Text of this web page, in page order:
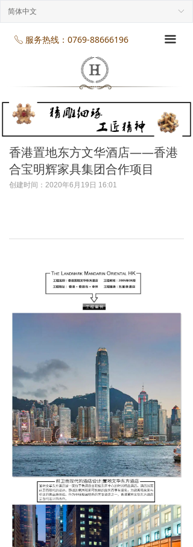
ꀅ
简体中文
끀
首页
企业介绍
项目服务
企业规模
企业资质
ꂅ 服务热线：0769-88666196
香港置地东方文华酒店——香港
合宝明辉家具集团合作项目
创建时间： 2020年6月19日 16:01